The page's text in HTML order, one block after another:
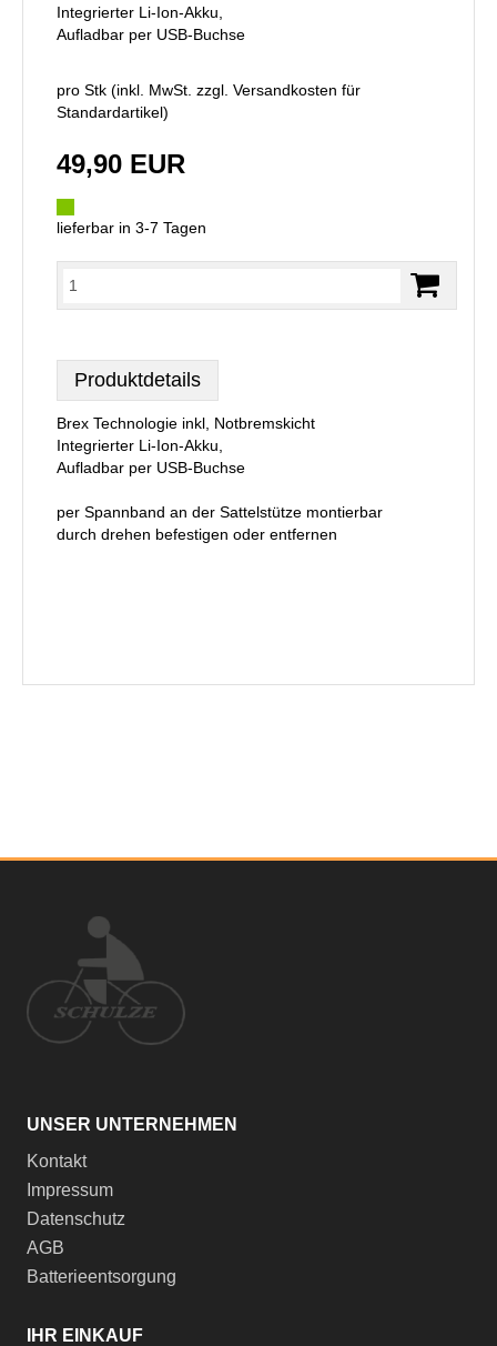
Integrierter Li-Ion-Akku,
Aufladbar per USB-Buchse
pro Stk (inkl. MwSt. zzgl. Versandkosten für
Standardartikel)
49,90 EUR
lieferbar in 3-7 Tagen
Produktdetails
Brex Technologie inkl, Notbremskicht
Integrierter Li-Ion-Akku,
Aufladbar per USB-Buchse
per Spannband an der Sattelstütze montierbar
durch drehen befestigen oder entfernen
UNSER UNTERNEHMEN
Kontakt
Impressum
Datenschutz
AGB
Batterieentsorgung
IHR EINKAUF